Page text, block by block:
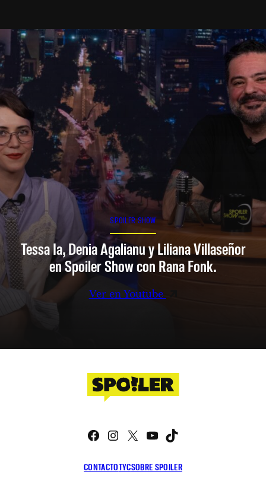
SPOILER SHOW
Tessa Ia, Denia Agalianu y Liliana Villaseñor
en Spoiler Show con Rana Fonk.
Ver en Youtube
CONTACTOTYCSOBRE SPOILER
Facebook
Instagram
X YouTube